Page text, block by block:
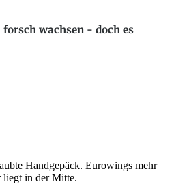
wachsen - doch es